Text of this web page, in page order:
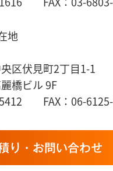
地
区伏見町2丁目1-1
橋ビル 9F
5412 FAX：06-
り・お問い合わせ